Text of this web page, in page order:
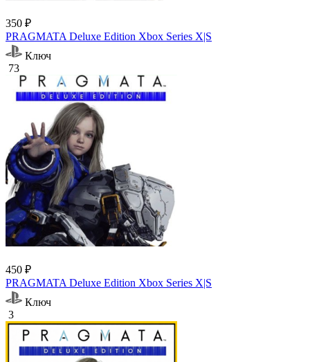
350 ₽
PRAGMATA Deluxe Edition Xbox Series X|S
Ключ
73
450 ₽
PRAGMATA Deluxe Edition Xbox Series X|S
Ключ
3